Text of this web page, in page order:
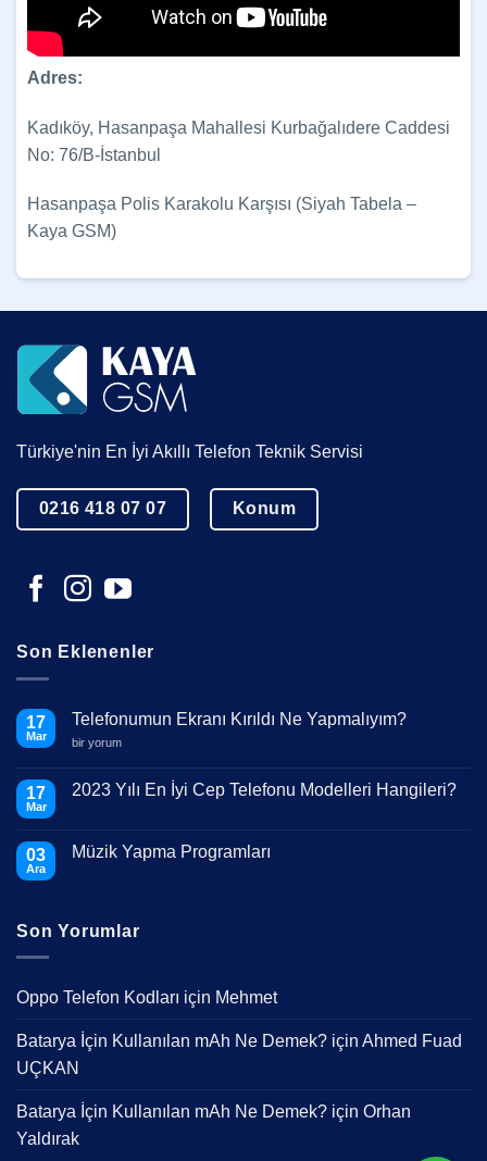
Adres:
Kadıköy, Hasanpaşa Mahallesi Kurbağalıdere Caddesi
No: 76/B-İstanbul
Hasanpaşa Polis Karakolu Karşısı (Siyah Tabela –
Kaya GSM)
Türkiye'nin En İyi Akıllı Telefon Teknik Servisi
0216 418 07 07 Konum
Son Eklenenler
17
Mar
Telefonumun Ekranı Kırıldı Ne Yapmalıyım?
Telefonumun
Ne
Yapmalıyım?
bir yorum
17
Mar
2023 Yılı En İyi Cep Telefonu Modelleri Hangileri?
Yılı
Hangileri?
03
Ara
Müzik Yapma Programları
Programları
Son Yorumlar
Oppo Telefon Kodları için Mehmet
Batarya İçin Kullanılan mAh Ne Demek? için Ahmed Fuad
UÇKAN
Batarya İçin Kullanılan mAh Ne Demek? için Orhan
Yaldırak